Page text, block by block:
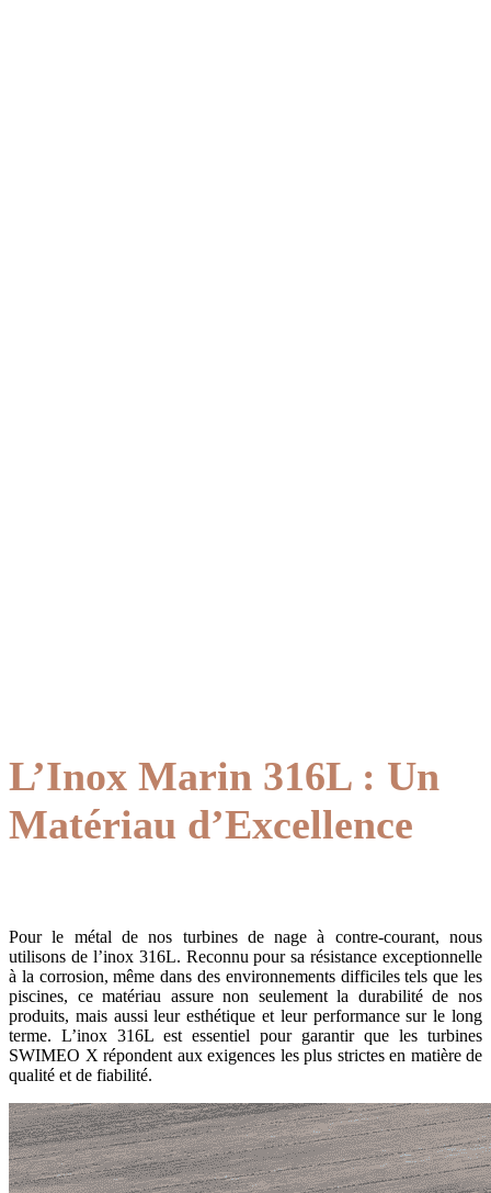
L’Inox Marin 316L : Un
Matériau d’Excellence
Pour le métal de nos turbines de nage à contre-courant, nous
utilisons de l’inox 316L. Reconnu pour sa résistance exceptionnelle
à la corrosion, même dans des environnements difficiles tels que les
piscines, ce matériau assure non seulement la durabilité de nos
produits, mais aussi leur esthétique et leur performance sur le long
terme. L’inox 316L est essentiel pour garantir que les turbines
SWIMEO X répondent aux exigences les plus strictes en matière de
qualité et de fiabilité.